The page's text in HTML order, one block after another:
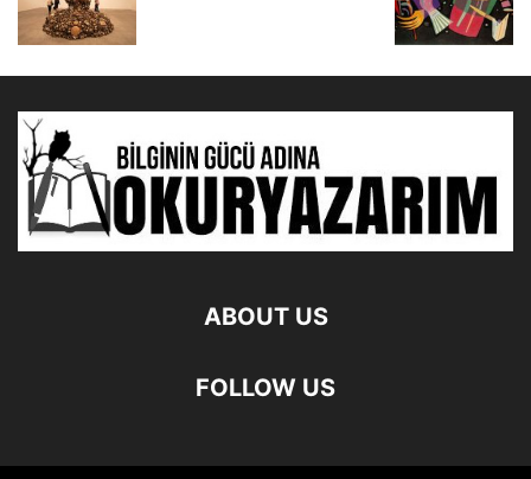
ABOUT US
FOLLOW US